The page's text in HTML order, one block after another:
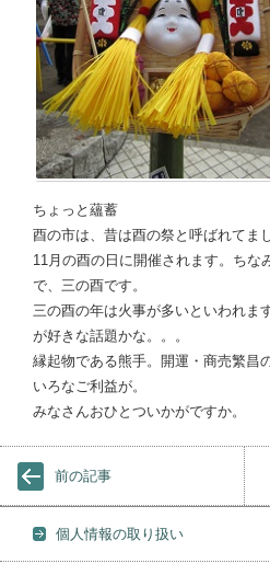
ちょっと蘊蓄
酉の市は、昔は酉の祭と呼ばれてまし
11月の酉の日に開催されます。ちな
で、三の酉です。
三の酉の年は火事が多いといわれま
が好きな話題かな。。。
縁起物である熊手。開運・商売繁昌
いろなご利益が。
みなさんおひとついかがですか。
前の記事
個人情報の取り扱い